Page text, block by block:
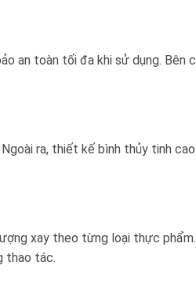
an toàn tối đa khi sử dụng. Bên
ra, thiết kế bình thủy tinh
xay theo từng loại thực phẩm.
thao tác.